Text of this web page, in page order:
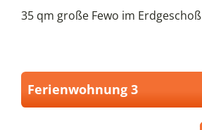
35 qm große Fewo im Erdgeschoß
Ferienwohnung 3